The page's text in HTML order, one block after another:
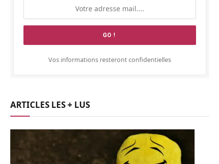
Vos informations resteront confidentielles
ARTICLES LES + LUS